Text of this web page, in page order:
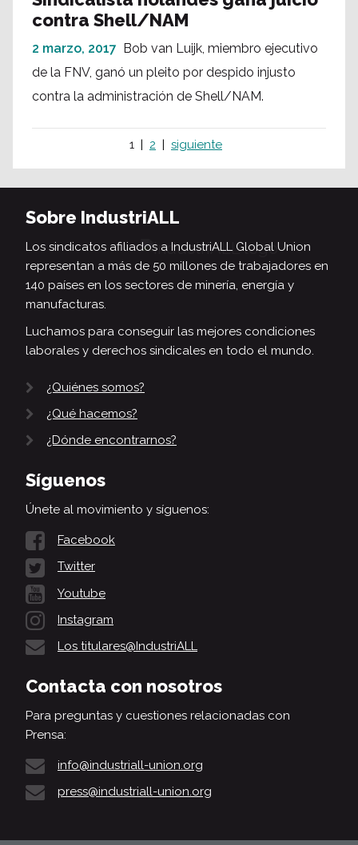
contra Shell/NAM
2 marzo, 2017 Bob van Luijk, miembro ejecutivo
de la FNV, ganó un pleito por despido injusto
contra la administración de Shell/NAM.
1 2 siguiente
Sobre IndustriALL
Los sindicatos afiliados a IndustriALL Global Union
representan a más de 50 millones de trabajadores en
140 países en los sectores de minería, energía y
manufacturas.
Luchamos para conseguir las mejores condiciones
laborales y derechos sindicales en todo el mundo.
¿Quiénes somos?
¿Qué hacemos?
¿Dónde encontrarnos?
Síguenos
Únete al movimiento y síguenos:
Facebook
Twitter
Youtube
Instagram
Los titulares@IndustriALL
Contacta con nosotros
Para preguntas y cuestiones relacionadas con
Prensa:
info@industriall-union.org
press@industriall-union.org